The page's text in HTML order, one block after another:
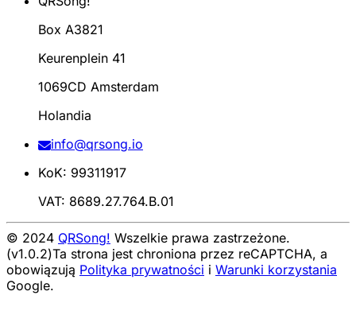
Box A3821
Keurenplein 41
1069CD Amsterdam
Holandia
info@qrsong.io
KoK: 99311917
VAT: 8689.27.764.B.01
© 2024 QRSong! Wszelkie prawa zastrzeżone.
(v1.0.2)Ta strona jest chroniona przez reCAPTCHA, a
obowiązują Polityka prywatności i Warunki korzystania
Google.